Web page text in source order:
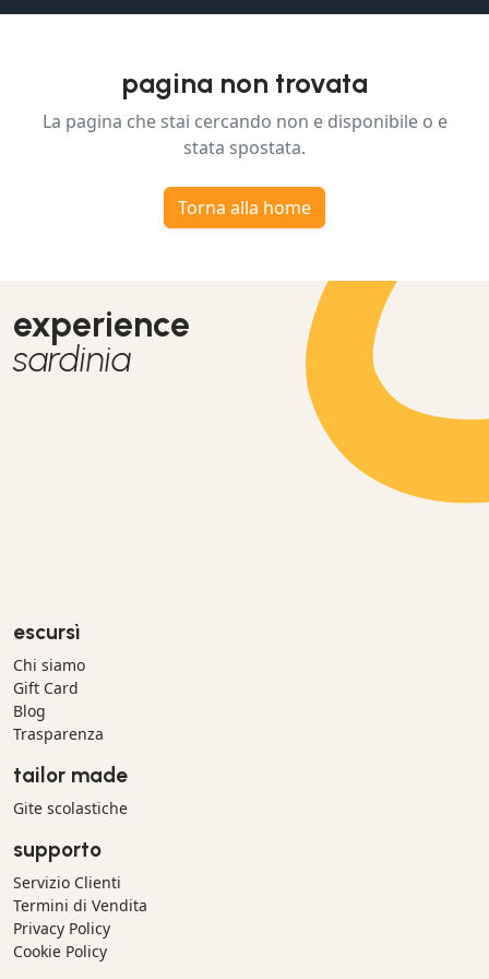
pagina non trovata
La pagina che stai cercando non e disponibile o e
stata spostata.
Torna alla home
experience
sardinia
escursì
Chi siamo
Gift Card
Blog
Trasparenza
tailor made
Gite scolastiche
supporto
Servizio Clienti
Termini di Vendita
Privacy Policy
Cookie Policy